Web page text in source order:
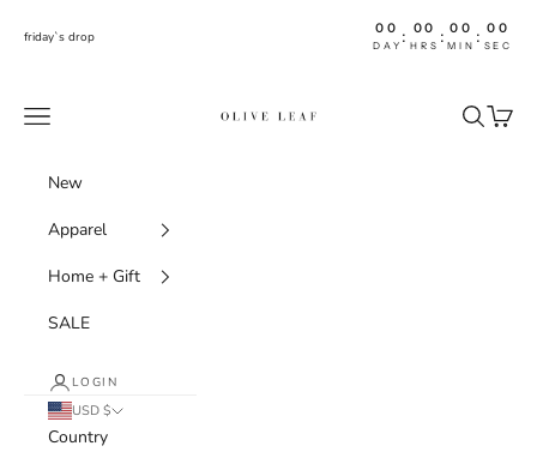
friday`s drop 00
DAY : 00
HRS : 00
MIN : 00
SEC
Navigation menu Search
Cart
New
Apparel
Home + Gift
SALE
LOGIN
USD $
Country